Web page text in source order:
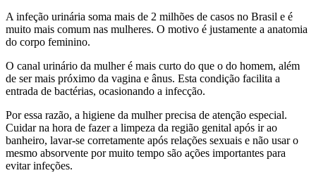
A infeção urinária soma mais de 2 milhões de casos no Brasil e é
muito mais comum nas mulheres. O motivo é justamente a anatomia
do corpo feminino.
O canal urinário da mulher é mais curto do que o do homem, além
de ser mais próximo da vagina e ânus. Esta condição facilita a
entrada de bactérias, ocasionando a infecção.
Por essa razão, a higiene da mulher precisa de atenção especial.
Cuidar na hora de fazer a limpeza da região genital após ir ao
banheiro, lavar-se corretamente após relações sexuais e não usar o
mesmo absorvente por muito tempo são ações importantes para
evitar infeções.